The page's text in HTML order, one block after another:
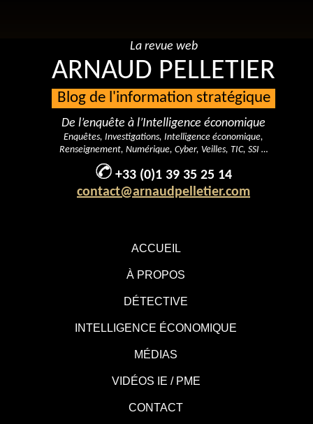
ACCUEIL
À PROPOS
DÉTECTIVE
INTELLIGENCE ÉCONOMIQUE
MÉDIAS
VIDÉOS IE / PME
CONTACT
La revue web
ARNAUD PELLETIER
Blog de l'information stratégique
De l’enquête à l’Intelligence économique
Enquêtes, Investigations, Intelligence économique,
Renseignement, Numérique, Cyber, Veilles, TIC, SSI …
+33 (0)1 39 35 25 14
contact@arnaudpelletier.com